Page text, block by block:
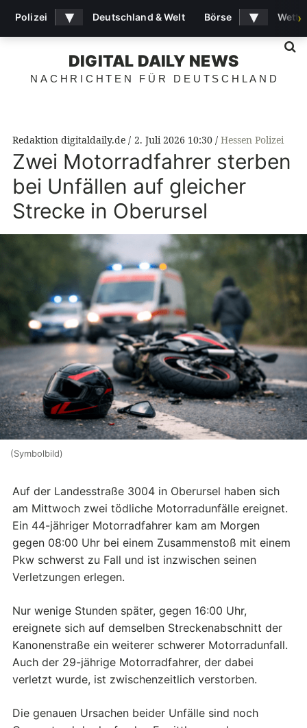
DIGITAL DAILY NEWS
NACHRICHTEN FÜR DEUTSCHLAND
Redaktion digitaldaily.de 2. Juli 2026 10:30 Hessen Polizei
Zwei Motorradfahrer sterben
bei Unfällen auf gleicher
Strecke in Oberursel
(Symbolbild)
Auf der Landesstraße 3004 in Oberursel haben sich
am Mittwoch zwei tödliche Motorradunfälle ereignet.
Ein 44-jähriger Motorradfahrer kam am Morgen
gegen 08:00 Uhr bei einem Zusammenstoß mit einem
Pkw schwerst zu Fall und ist inzwischen seinen
Verletzungen erlegen.
Nur wenige Stunden später, gegen 16:00 Uhr,
ereignete sich auf demselben Streckenabschnitt der
Kanonenstraße ein weiterer schwerer Motorradunfall.
Auch der 29-jährige Motorradfahrer, der dabei
verletzt wurde, ist zwischenzeitlich verstorben.
Die genauen Ursachen beider Unfälle sind noch
Polizei ▾ Deutschland & Welt Börse ▾ ›